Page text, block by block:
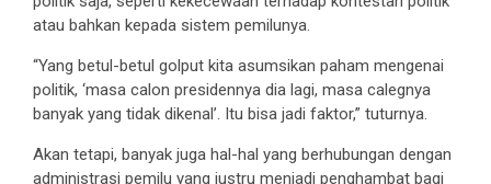
atau bahkan kepada sistem pemilunya.
“Yang betul-betul golput kita asumsikan paham mengenai
politik, ‘masa calon presidennya dia lagi, masa calegnya
banyak yang tidak dikenal’. Itu bisa jadi faktor,” tuturnya.
Akan tetapi, banyak juga hal-hal yang berhubungan dengan
administrasi pemilu yang justru menjadi penghambat bagi